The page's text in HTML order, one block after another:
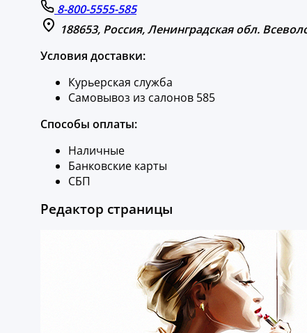
8-800-5555-585
188653, Россия, Ленинградская обл.
Условия доставки:
Курьерская служба
Самовывоз из салонов 585
Способы оплаты:
Наличные
Банковские карты
СБП
Редактор страницы